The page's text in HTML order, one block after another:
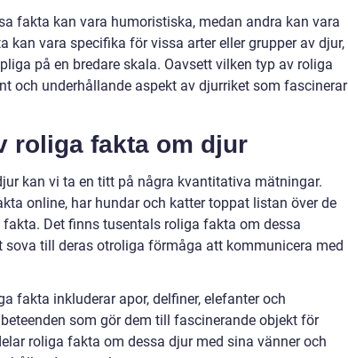
fakta kan vara humoristiska, medan andra kan vara
vara specifika för vissa arter eller grupper av djur,
på en bredare skala. Oavsett vilken typ av roliga
och underhållande aspekt av djurriket som fascinerar
roliga fakta om djur
kan vi ta en titt på några kvantitativa mätningar.
online, har hundar och katter toppat listan över de
Det finns tusentals roliga fakta om dessa
till deras otroliga förmåga att kommunicera med
fakta inkluderar apor, delfiner, elefanter och
som gör dem till fascinerande objekt för
roliga fakta om dessa djur med sina vänner och